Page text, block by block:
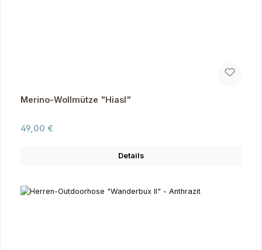
Merino-Wollmütze "Hiasl"
Regulärer Preis:
49,00 €
Details